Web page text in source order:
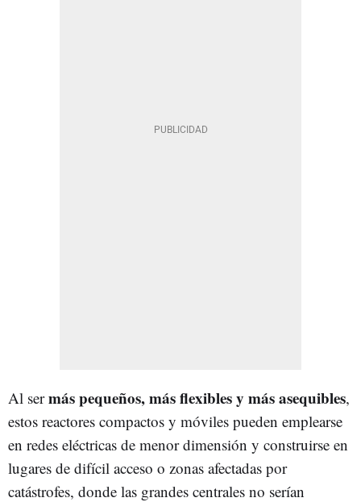
Al sermás pequeños, más flexibles y más asequibles,
estos reactores compactos y móviles pueden emplearse
en redes eléctricas de menor dimensión y construirse en
lugares de difícil acceso o zonas afectadas por
catástrofes, donde las grandes centrales no serían